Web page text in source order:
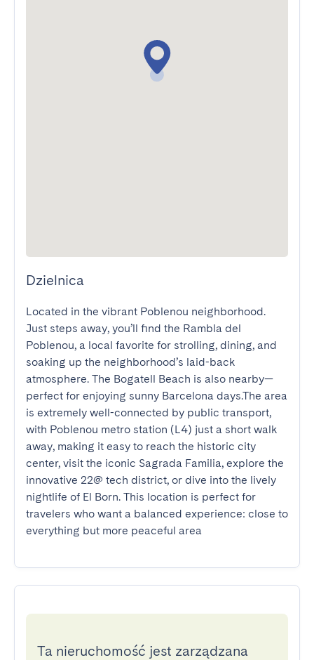
Dzielnica
Located in the vibrant Poblenou neighborhood.
Just steps away, you’ll find the Rambla del
Poblenou, a local favorite for strolling, dining, and
soaking up the neighborhood’s laid-back
atmosphere. The Bogatell Beach is also nearby—
perfect for enjoying sunny Barcelona days.The area
is extremely well-connected by public transport,
with Poblenou metro station (L4) just a short walk
away, making it easy to reach the historic city
center, visit the iconic Sagrada Familia, explore the
innovative 22@ tech district, or dive into the lively
nightlife of El Born. This location is perfect for
travelers who want a balanced experience: close to
everything but more peaceful area
Ta nieruchomość jest zarządzana